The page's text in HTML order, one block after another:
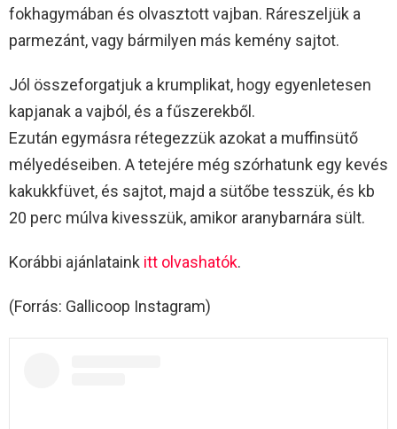
fokhagymában és olvasztott vajban. Ráreszeljük a
parmezánt, vagy bármilyen más kemény sajtot.
Jól összeforgatjuk a krumplikat, hogy egyenletesen
kapjanak a vajból, és a fűszerekből.
Ezután egymásra rétegezzük azokat a muffinsütő
mélyedéseiben. A tetejére még szórhatunk egy kevés
kakukkfüvet, és sajtot, majd a sütőbe tesszük, és kb
20 perc múlva kivesszük, amikor aranybarnára sült.
Korábbi ajánlataink itt olvashatók.
(Forrás: Gallicoop Instagram)